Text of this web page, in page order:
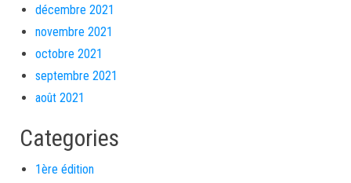
décembre 2021
novembre 2021
octobre 2021
septembre 2021
août 2021
Categories
1ère édition